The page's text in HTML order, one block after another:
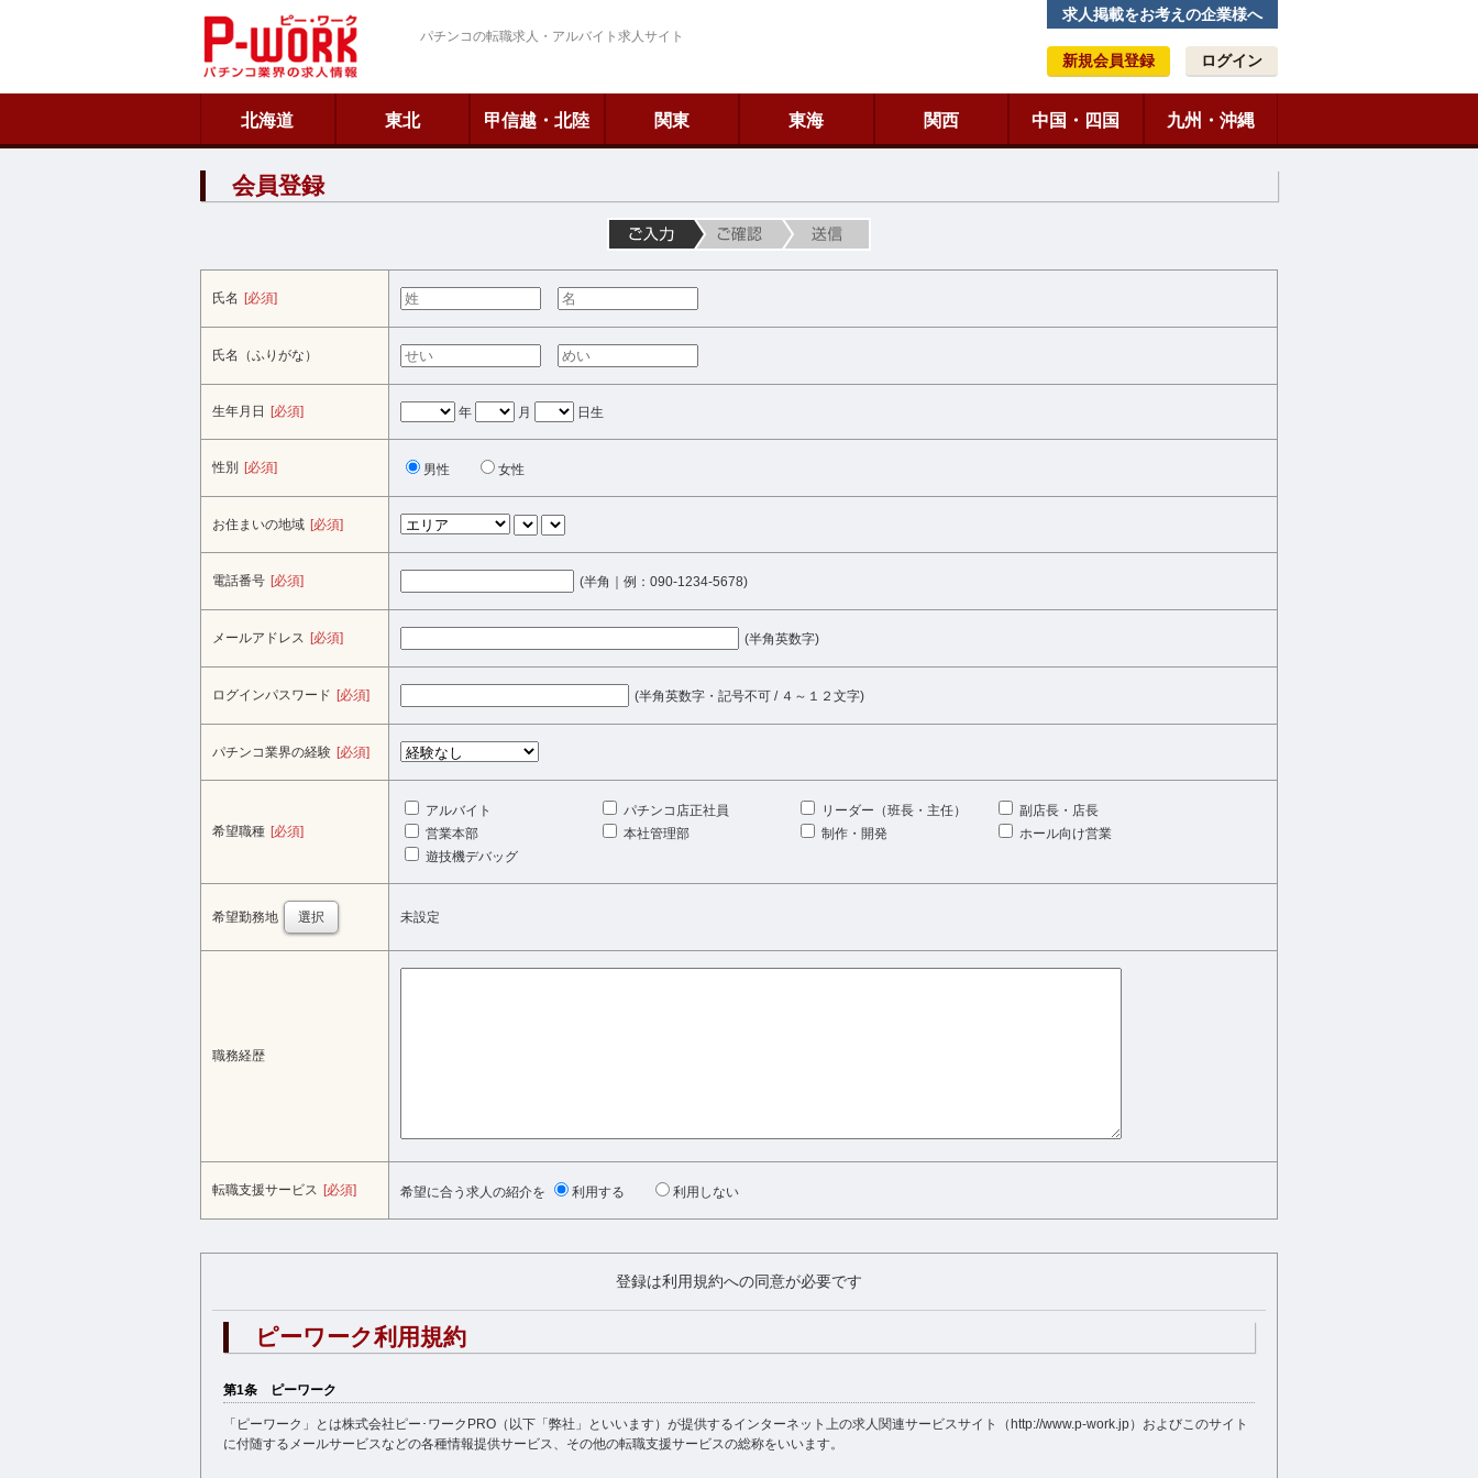
パチンコの転職求人・アルバイト求人サイト
求人掲載をお考えの企業様へ
新規会員登録 ログイン
北海道 東北 甲信越・北陸 関東 東海 関西 中国・四国 九州・沖縄
会員登録
氏名 [必須]
氏名（ふりがな）
生年月日 [必須] 年 月 日生
性別 [必須] 男性 女性
お住まいの地域 [必須]
電話番号 [必須] (半角｜例：090-1234-5678)
メールアドレス [必須] (半角英数字)
ログインパスワード [必須] (半角英数字・記号不可 / ４～１２文字)
パチンコ業界の経験 [必須]
希望職種 [必須]
アルバイト パチンコ店正社員 リーダー（班長・主任）
副店長・店長
営業本部
本社管理部 制作・開発
ホール向け営業
遊技機デバッグ
希望勤務地 選択 未設定
職務経歴
転職支援サービス [必須] 希望に合う求人の紹介を 利用する 利用しない
登録は利用規約への同意が必要です
ピーワーク利用規約
第1条 ピーワーク
「ピーワーク」とは株式会社ピー･ワークPRO（以下「弊社」といいます）が提供するインターネット上の求人関連サービスサイト（http://www.p-work.jp）およびこのサイト
に付随するメールサービスなどの各種情報提供サービス、その他の転職支援サービスの総称をいいます。